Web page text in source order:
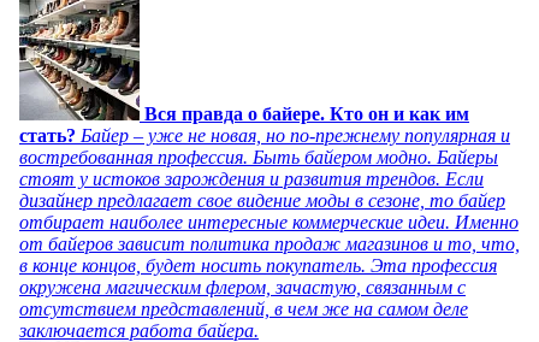
Вся правда о байере. Кто он и как им
стать? Байер – уже не новая, но по-прежнему популярная и
востребованная профессия. Быть байером модно. Байеры
стоят у истоков зарождения и развития трендов. Если
дизайнер предлагает свое видение моды в сезоне, то байер
отбирает наиболее интересные коммерческие идеи. Именно
от байеров зависит политика продаж магазинов и то, что,
в конце концов, будет носить покупатель. Эта профессия
окружена магическим флером, зачастую, связанным с
отсутствием представлений, в чем же на самом деле
заключается работа байера.